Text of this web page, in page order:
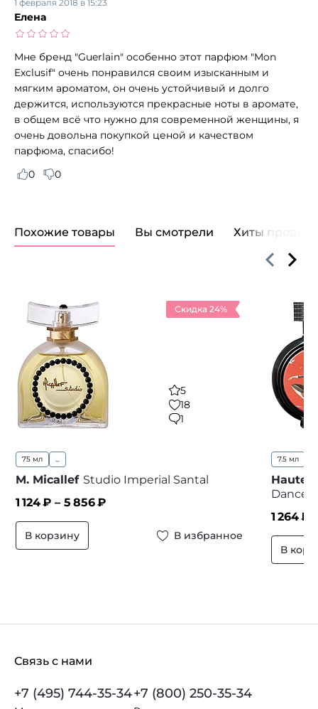
Елена
1 февраля 2018 в 15:23
Мне бренд "Guerlain" особенно этот парфюм "Mon
Exclusif" очень понравился своим изысканным и
мягким ароматом, он очень устойчивый и долго
держится, используются прекрасные ноты в аромате,
в общем всё что нужно для современной женщины, я
очень довольна покупкой ценой и качеством
парфюма, спасибо!
0
0
Похожие товары Вы смотрели Хиты продаж
Скидка 24%
5
18
1
75 мл ...
M. Micallef Studio Imperial Santal
1 124₽ – 5 856₽
В корзину В избранное
7.5 мл
Haute
Dancer
1 264₽
В
Связь с нами
+7 (495) 744-35-34+7 (800) 250-35-34